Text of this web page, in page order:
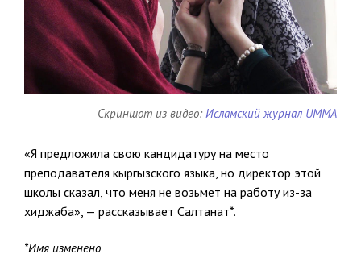
Скриншот из видео:Исламский журнал UMMA
«Я предложила свою кандидатуру на место
преподавателя кыргызского языка, но директор этой
школы сказал, что меня не возьмет на работу из-за
хиджаба», — рассказывает Салтанат*.
*Имя изменено